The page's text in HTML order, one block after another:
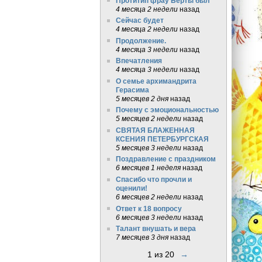
4 месяца 2 неделиназад
Сейчас будет
4 месяца 2 неделиназад
Продолжение.
4 месяца 3 неделиназад
Впечатления
4 месяца 3 неделиназад
О семье архимандрита
Герасима
5 месяцев 2 дняназад
Почему с эмоциональностью
5 месяцев 2 неделиназад
СВЯТАЯ БЛАЖЕННАЯ
КСЕНИЯ ПЕТЕРБУРГСКАЯ
5 месяцев 3 неделиназад
Поздравление с праздником
6 месяцев 1 неделяназад
Спасибо что прочли и
оценили!
6 месяцев 2 неделиназад
Ответ к 18 вопросу
6 месяцев 3 неделиназад
Талант внушать и вера
7 месяцев 3 дняназад
1 из 20 →